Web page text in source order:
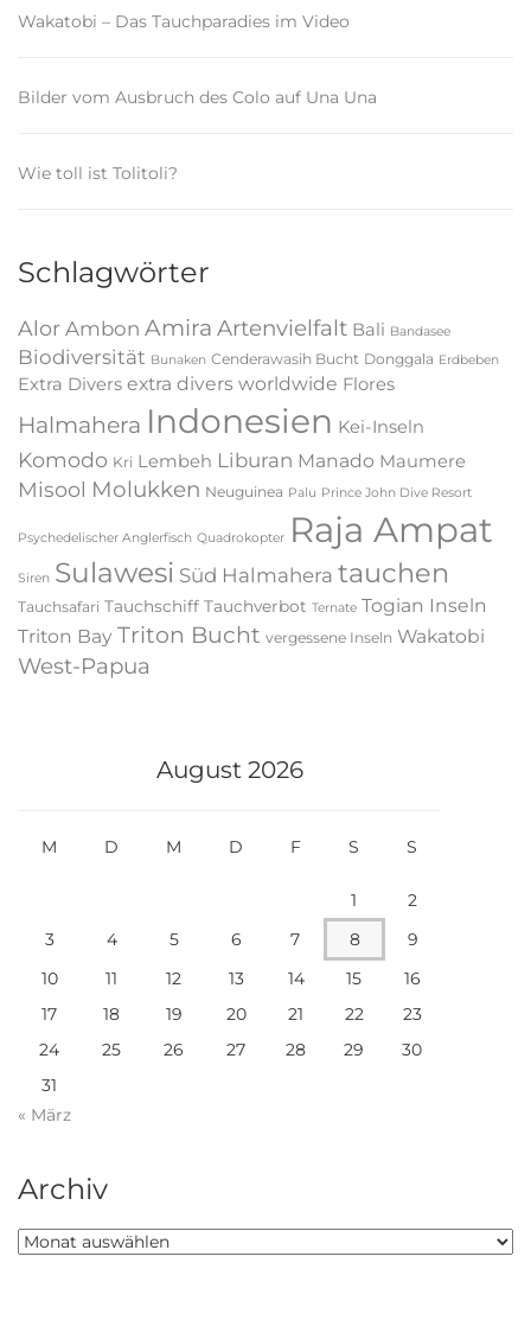
Wakatobi – Das Tauchparadies im Video
Bilder vom Ausbruch des Colo auf Una Una
Wie toll ist Tolitoli?
Schlagwörter
Alor Ambon Amira Artenvielfalt Bali Bandasee
Biodiversität Bunaken Cenderawasih Bucht Donggala Erdbeben
Extra Divers extra divers worldwide Flores
Halmahera Indonesien Kei-Inseln
Komodo Kri Lembeh Liburan Manado Maumere
Misool Molukken Neuguinea Palu Prince John Dive Resort
Psychedelischer Anglerfisch Quadrokopter Raja Ampat
Siren Sulawesi Süd Halmahera tauchen
Tauchsafari Tauchschiff Tauchverbot Ternate Togian Inseln
Triton Bay Triton Bucht vergessene Inseln Wakatobi
West-Papua
August 2026
M D M D F S S
1
2
3
4 5 6 7 8
9
10
11 12 13 14 15
16
17
18 19 20 21 22
23
24
25 26 27 28 29
30
31
« März
Archiv